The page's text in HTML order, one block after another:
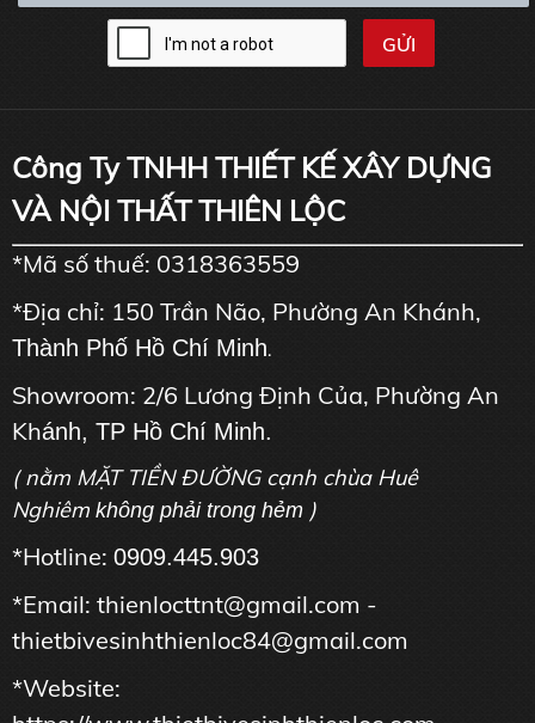
Công Ty TNHH THIẾT KẾ XÂY DỰNG
VÀ NỘI THẤT THIÊN LỘC
*Mã số thuế: 0318363559
*Địa chỉ: 150 Trần Não, Phường An Khánh,
Thành Phố Hồ Chí Minh.
Showroom: 2/6 Lương Định Của, Phường An
Khánh, TP Hồ Chí Minh.
( nằm MẶT TIỀN ĐƯỜNG cạnh chùa Huê
Nghiêm không phải trong hẻm )
*Hotline: 0909.445.903
*Email: thienlocttnt@gmail.com -
thietbivesinhthienloc84@gmail.com
*Website: